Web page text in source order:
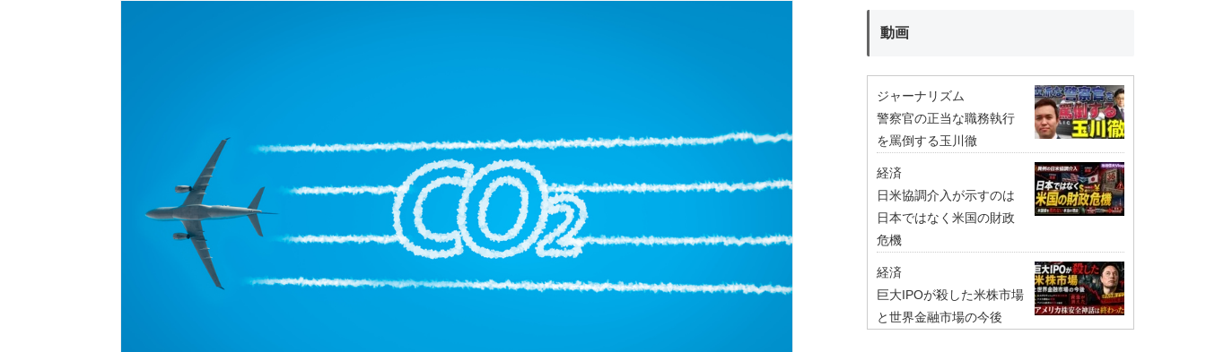
動画
ジャーナリズム
警察官の正当な職務執行
を罵倒する玉川徹
経済
日米協調介入が示すのは
日本ではなく米国の財政
危機
経済
巨大IPOが殺した米株市場
と世界金融市場の今後